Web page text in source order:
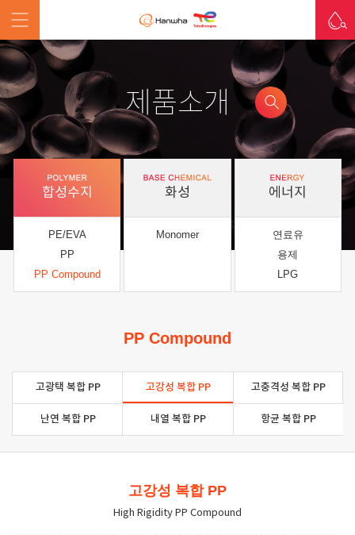
제품소개
합성수지
PE/EVA
PP
PP Compound
화성
Monomer
에너지
연료유
용제
LPG
PP Compound
고광택 복합 PP 고강성 복합 PP 고충격성 복합 PP
난연 복합 PP 내열 복합 PP 항균 복합 PP
고강성 복합 PP
High Rigidity PP Compound